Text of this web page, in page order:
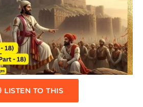
LISTEN TO THIS